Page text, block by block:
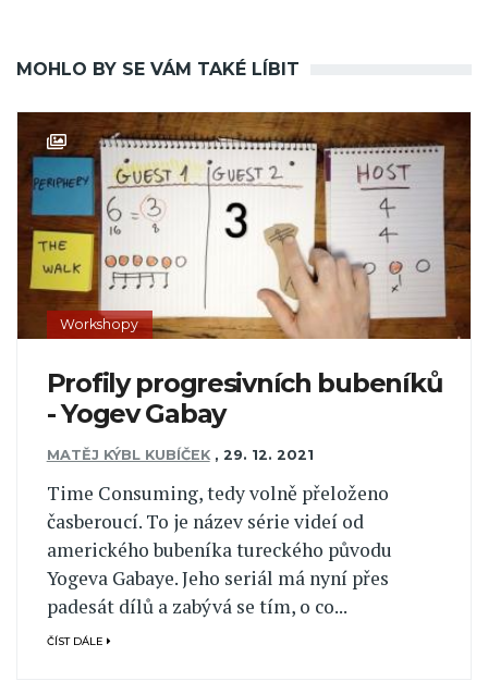
MOHLO BY SE VÁM TAKÉ LÍBIT
Workshopy
Profily progresivních bubeníků
- Yogev Gabay
MATĚJ KÝBL KUBÍČEK , 29. 12. 2021
Time Consuming, tedy volně přeloženo
časberoucí. To je název série videí od
amerického bubeníka tureckého původu
Yogeva Gabaye. Jeho seriál má nyní přes
padesát dílů a zabývá se tím, o co...
ČÍST DÁLE